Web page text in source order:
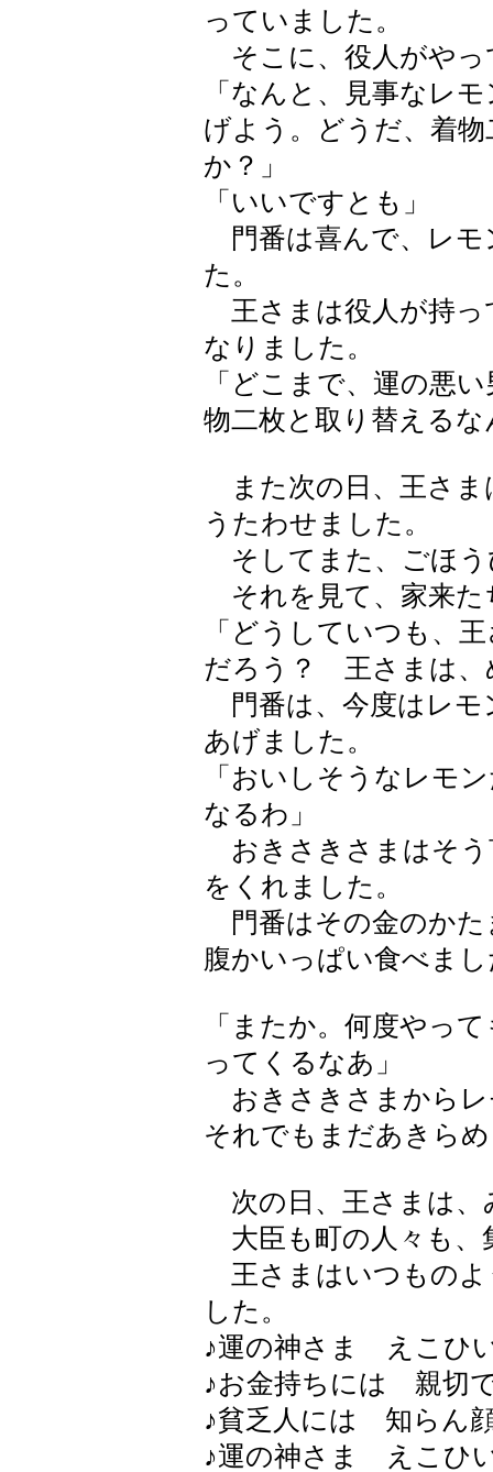
っていました。
そこに、役人がやっ
「なんと、見事なレ
げよう。どうだ、着
か？」
「いいですとも」
門番は喜んで、レモ
た。
王さまは役人が持っ
なりました。
「どこまで、運の悪
物二枚と取り替えるな
また次の日、王さま
うたわせました。
そしてまた、ごほう
それを見て、家来た
「どうしていつも、
だろう？ 王さまは、
門番は、今度はレモ
あげました。
「おいしそうなレモ
なるわ」
おきさきさまはそう
をくれました。
門番はその金のかた
腹かいっぱい食べま
「またか。何度やっ
ってくるなあ」
おきさきさまからレ
それでもまだあきら
次の日、王さまは、
大臣も町の人々も、
王さまはいつものよ
した。
♪運の神さま えこひ
♪お金持ちには 親切
♪貧乏人には 知らん
♪運の神さま えこひ